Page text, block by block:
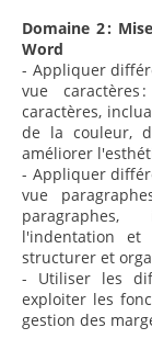
Domaine 2 :
Word
- Appliquer
vue
caractères,
de la couleur,
améliorer
- Appliquer
vue
paragraphes,
l'indentation
structurer et
- Utiliser les
exploiter les
gestion des